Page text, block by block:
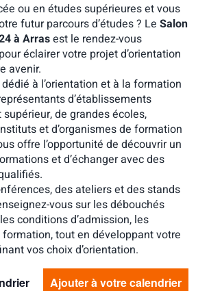
ou en études supérieures et vous
futur parcours d’études ? Le Salon
à Arrasest le rendez-vous
éclairer votre projet d’orientation
avenir.
à l’orientation et à la formation
d’établissements
supérieur, de grandes écoles,
et d’organismes de formation
offre l’opportunité de découvrir un
et d’échanger avec des
des ateliers et des stands
vous sur les débouchés
conditions d’admission, les
tout en développant votre
vos choix d’orientation.
Ajouter à votre calendrier